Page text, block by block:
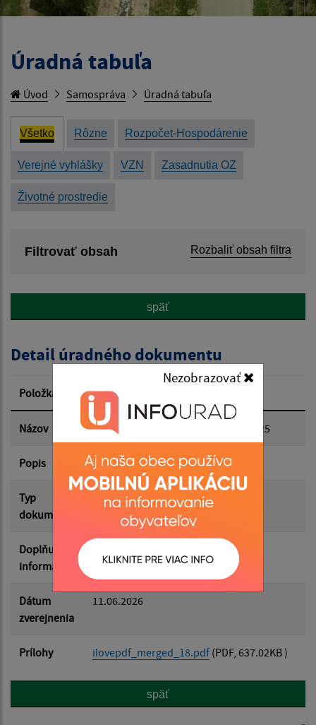
Nezobrazovať
Úradná tabuľa
Úvod Samospráva Úradná tabuľa
Všetko Rôzne Rozpočet-Hospodárenie
Verejné vyhlášky VZN Zasadnutia OZ
Životné prostredie
Filtrovať obsah Rozbaliť obsah filtra
Popis:
Dátum zverejnenia od:
Dátum zverejnenia do:
Filtrovať Reset
späť
Detail úradného dokumentu
Položka Informácia
Názov Záverečný účet obce Paňa za rok 2025
Popis
Typ
dokumentu
Rozpočet-Hospodárenie
Doplňujúce
informácie
Dátum
zverejnenia
11.06.2026
Prílohy ilovepdf_merged_18.pdf (PDF, 637.02KB )
späť